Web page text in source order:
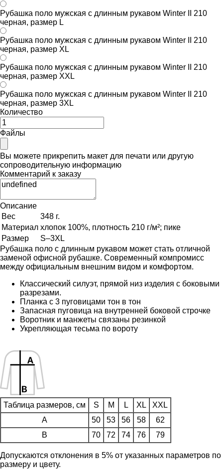
Рубашка поло мужская с длинным рукавом Winter II 210
черная, размер L
Рубашка поло мужская с длинным рукавом Winter II 210
черная, размер XL
Рубашка поло мужская с длинным рукавом Winter II 210
черная, размер XXL
Рубашка поло мужская с длинным рукавом Winter II 210
черная, размер 3XL
Количество
Файлы
Вы можете прикрепить макет для печати или другую
сопроводительную информацию
Комментарий к заказу
Описание
Вес
348 г.
Материал хлопок 100%, плотность 210 г/м²; пике
Размер
S–3XL
Рубашка поло с длинным рукавом может стать отличной
заменой офисной рубашке. Современный компромисс
между официальным внешним видом и комфортом.
Классический силуэт, прямой низ изделия с боковыми
разрезами.
Планка с 3 пуговицами тон в тон
Запасная пуговица на внутренней боковой строчке
Воротник и манжеты связаны резинкой
Укрепляющая тесьма по вороту
Таблица размеров, см S M L XL
XXL
A
50 53 56 58
62
B
70 72 74 76 79
Допускаются отклонения в 5% от указанных параметров по
размеру и цвету.